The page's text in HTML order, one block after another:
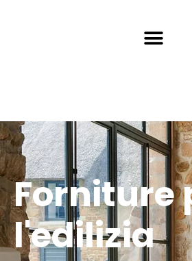
Forniture
l'edilizia